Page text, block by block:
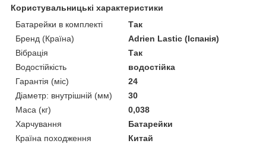
Користувальницькі характеристики
Батарейки в комплекті
Так
Бренд (Країна)
Adrien Lastic (Іспанія)
Вібрація
Так
Водостійкість
водостійка
Гарантія (міс)
24
Діаметр: внутрішній (мм)
30
Маса (кг)
0,038
Харчування
Батарейки
Країна походження
Китай